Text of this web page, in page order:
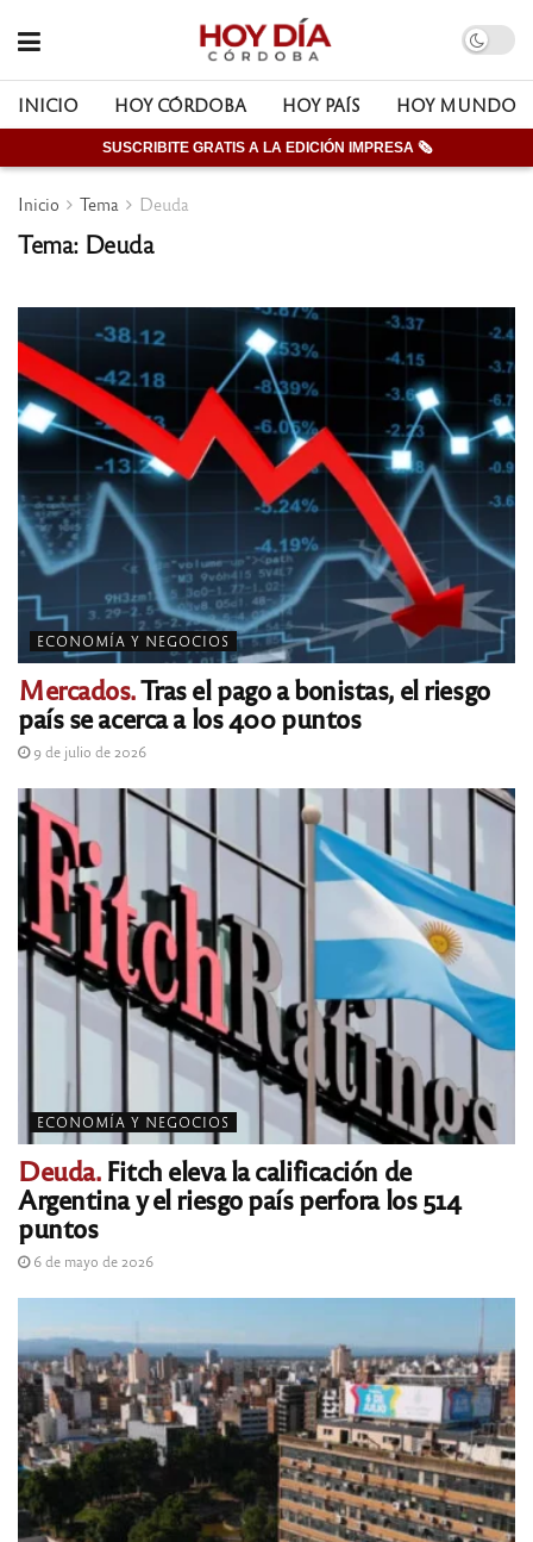
INICIO HOY CÓRDOBA HOY PAÍS HOY MUNDO
SUSCRIBITE GRATIS A LA EDICIÓN IMPRESA 🗞
Inicio Tema Deuda
Tema: Deuda
ECONOMÍA Y NEGOCIOS
Mercados.Tras el pago a bonistas, el riesgo
país se acerca a los 400 puntos
9 de julio de 2026
ECONOMÍA Y NEGOCIOS
Deuda.Fitch eleva la calificación de
Argentina y el riesgo país perfora los 514
puntos
6 de mayo de 2026